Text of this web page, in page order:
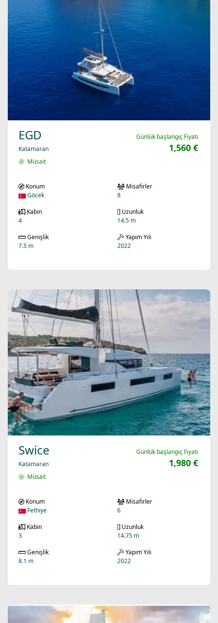
EGD
Katamaran
Müsait
Günlük başlangıç Fiyatı
1,560 €
Konum
Göcek
Misafirler
8
Kabin
4
Uzunluk
14.5 m
Genişlik
7.5 m
Yapım Yılı
2022
Swice
Katamaran
Müsait
Günlük başlangıç Fiyatı
1,980 €
Konum
Fethiye
Misafirler
6
Kabin
3
Uzunluk
14.75 m
Genişlik
8.1 m
Yapım Yılı
2022